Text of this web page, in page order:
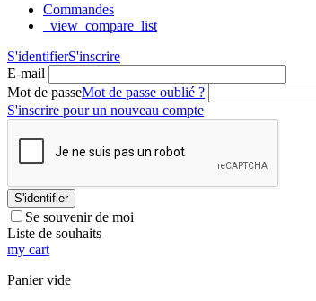
Commandes
_view_compare_list
S'identifierS'inscrire
E-mail
Mot de passeMot de passe oublié ?
S'inscrire pour un nouveau compte
S'identifier
Se souvenir de moi
Liste de souhaits
my cart
Panier vide